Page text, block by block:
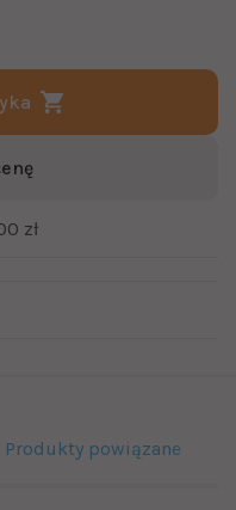
zł
Produkty powiązane